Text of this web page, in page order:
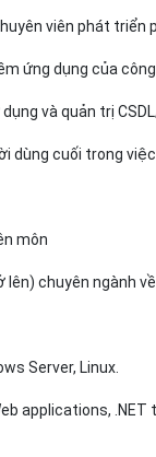
viên phát
ứng dụng của
và quản trị
dùng cuối trong
môn
chuyên ngành
Server, Linux.
applications, .NET